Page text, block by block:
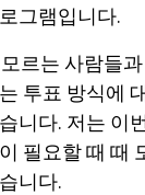
그램입니다.
모르는 사람들
투표 방식에
니다. 저는 이
필요할 때 때
니다.